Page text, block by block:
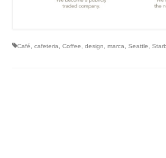
Café cafeteria Coffee design marca Seattle